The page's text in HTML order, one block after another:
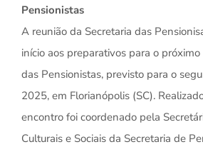
Pensionistas
A reunião da Secretaria das
início aos preparativos para o
das Pensionistas, previsto para o
2025, em Florianópolis (SC).
encontro foi coordenado pela
Culturais e Sociais da Secretaria de